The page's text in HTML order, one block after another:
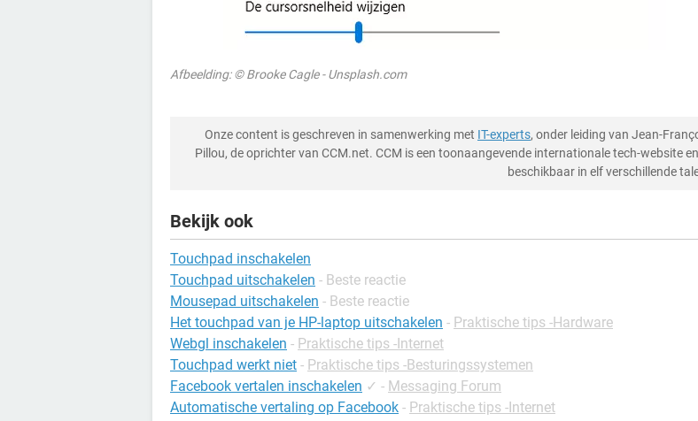
Afbeelding: © Brooke Cagle - Unsplash.com
Onze content is geschreven in samenwerking met IT-experts, onder leiding van Jean-
Pillou, de oprichter van CCM.net. CCM is een toonaangevende internationale tech-website
beschikbaar in elf verschillende
Bekijk ook
Touchpad inschakelen
Touchpad uitschakelen - Beste reactie
Mousepad uitschakelen - Beste reactie
Het touchpad van je HP-laptop uitschakelen - Praktische tips -Hardware
Webgl inschakelen - Praktische tips -Internet
Touchpad werkt niet - Praktische tips -Besturingssystemen
Facebook vertalen inschakelen ✓ - Messaging Forum
Automatische vertaling op Facebook - Praktische tips -Internet